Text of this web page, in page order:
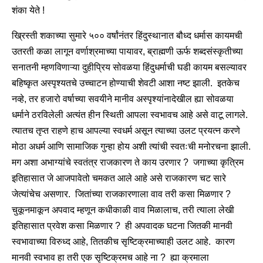
शंका येते !
ख्रिस्ती शकाच्या सुमारे ५०० वर्षांनंतर हिंदुस्थानात बौध्द धर्मास कायमची
उतरती कळा लागून वर्णाश्रमाच्या पायावर, ब्राह्मणी ऊर्फ शब्दसंस्कृतीच्या
सनातनी म्हणविणाऱ्या दुहीप्रिय सोवळया हिंदुधर्माची घडी कायम बसल्यावर
बहिष्कृत अस्पृश्यतचे उच्चाटन होण्याची शेवटी आशा नष्ट झाली. इतकेच
नव्हे, तर हजारो वर्षाच्या सवयीने मानीव अस्पृश्यांनादेखील ह्या सोवळया
धर्माने ठरविलेली अत्यंत हीन स्थिती आपला स्वभावच आहे असे वाटू लागले.
त्यातच तृप्त राहणे हाच आपल्या स्वधर्म असून त्याच्या उलट प्रयत्न करणे
मोठा अधर्म आणि सामाजिक गुन्हा होय अशी त्यांची स्वतःची मनोरचना झाली.
मग अशा अभाग्यांचे स्वतंत्र राजकारण ते काय उरणार ? जगाच्या कृत्रिम
इतिहासात जे आजपावेतो चमकत आले आहे असे राजकारण चट सारे
जेत्यांचेच असणार. जितांच्या राजकारणाला वाव तरी कसा मिळणार ?
चुकूनमाकून अपवाद म्हणून कधीकाळी वाव मिळालाच, तरी त्याला लेखी
इतिहासात प्रवेश कसा मिळणार ? ही अपवादक घटना जितकी मानवी
स्वभावाच्या विरुध्द आहे, तितकीच सृष्टिक्रमाच्याही उलट आहे. कारण
मानवी स्वभाव हा तरी एक सृष्टिक्रमच आहे ना ? ह्या क्रमाला